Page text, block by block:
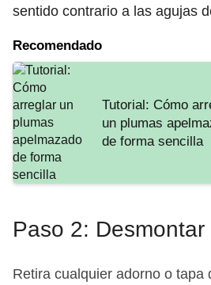
sentido contrario a las agujas
Recomendado
Tutorial: Cómo
un plumas
de forma sencilla
Paso 2: Desmontar
Retira cualquier adorno o tapa